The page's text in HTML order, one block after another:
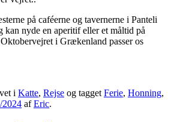
på caféerne og tavernerne i Panteli
kan nyde en aperitif eller et måltid på
i Grækenland passer os
i Katte, Rejse og tagget Ferie, Honning,
2024 afEric.